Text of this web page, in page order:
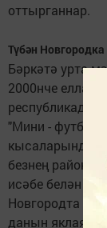
оттырганнар.
Түбән
Бәркәтә урта
2000нче
республикада
"Мини -
кысаларында
безнең район
исәбе белән
Новгородта 14
данын